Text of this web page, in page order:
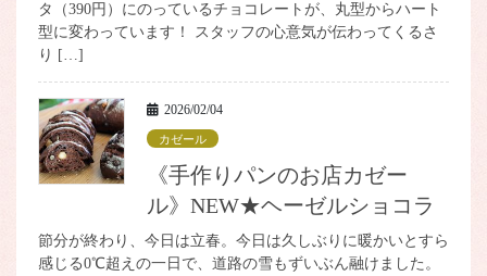
タ（390円）にのっているチョコレートが、丸型からハート
型に変わっています！ スタッフの心意気が伝わってくるさ
り […]
2026/02/04
カゼール
《手作りパンのお店カゼー
ル》NEW★ヘーゼルショコラ
節分が終わり、今日は立春。今日は久しぶりに暖かいとすら
感じる0℃超えの一日で、道路の雪もずいぶん融けました。